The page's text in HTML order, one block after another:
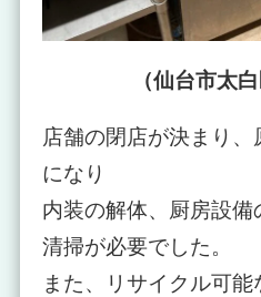
（仙台市太
店舗の閉店が決まり
になり
内装の解体、厨房設
清掃が必要でした。
また、リサイクル可